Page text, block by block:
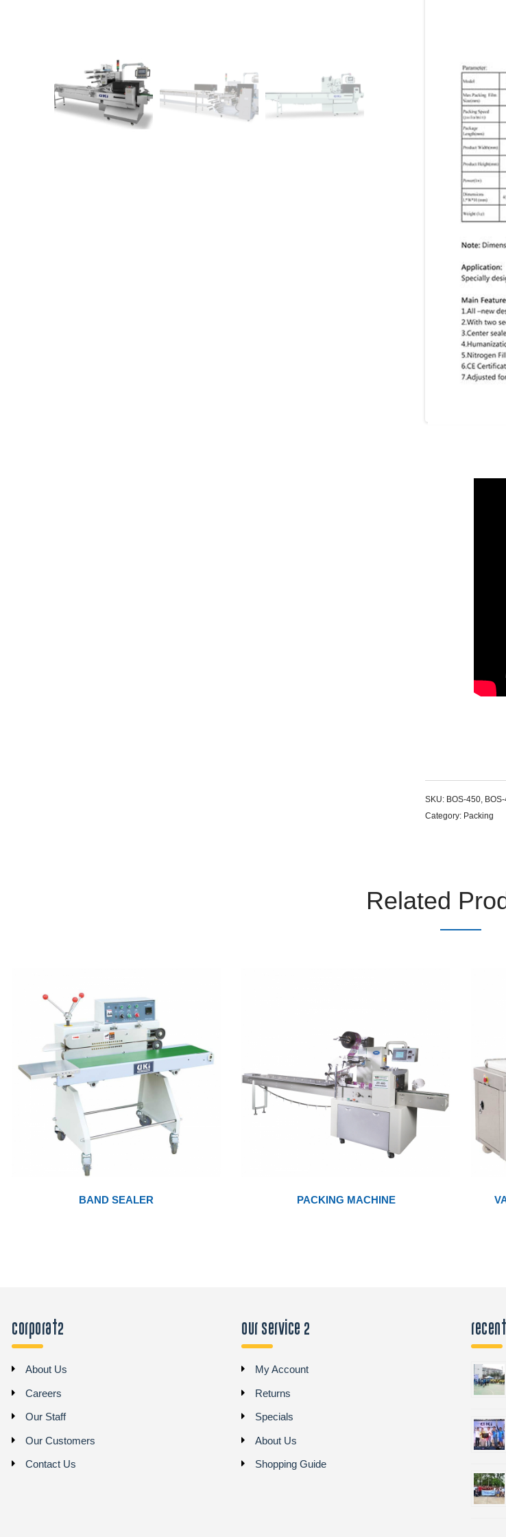
SKU: BOS-450,
Category: Packing
Related
BAND SEALER PACKING MACHINE
Corporat2
About Us
Careers
Our Staff
Our Customers
Contact Us
Our Service 2
My Account
Returns
Specials
About Us
Shopping Guide